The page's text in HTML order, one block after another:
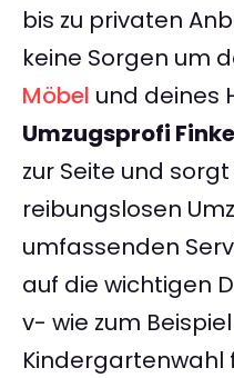
bis zu privaten
keine Sorgen um
Möbel und deines
Umzugsprofi
zur Seite und
reibungslosen
umfassenden
auf die wichtigen
v- wie zum
Kindergartenwahl